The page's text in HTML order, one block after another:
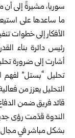
سوريا، مشيرةً إلى أن
ما ساعدها على
الأفكار إلى خطوات
رئيس دائرة بناء
أشارت إلى ضرورة
تحليل “بستل” لفهم
التحليل يعزز من
قائد فريق ضمن
الندوة قدّمت رؤى
بشكل مباشر في مجال